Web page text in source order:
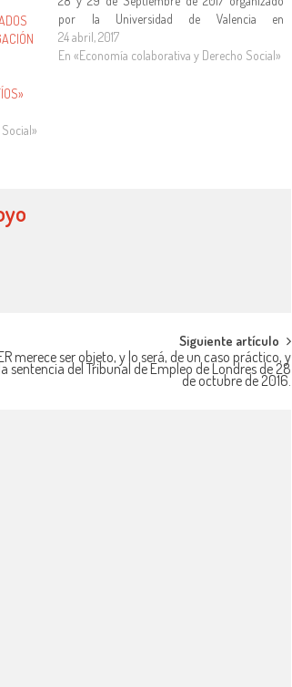
por la Universidad de Valencia en
colaboración con el Gobierno de España
(Ministerio de Economía y Competitividad) y
24 abril, 2017
En «Economía colaborativa y Derecho Social»
Siguiente artículo
merece ser objeto, y lo será, de un caso práctico, y
sentencia del Tribunal de Empleo de Londres de 28
de octubre de 2016.